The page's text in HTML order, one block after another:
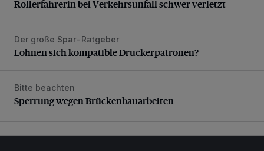
Rollerfahrerin bei Verkehrsunfall schwer verletzt
Lohnen sich kompatible Druckerpatronen?
Der große Spar-Ratgeber
Lohnen sich kompatible Druckerpatronen?
Sperrung wegen Brückenbauarbeiten
Bitte beachten
Sperrung wegen Brückenbauarbeiten